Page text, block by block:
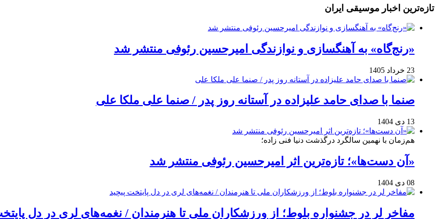
تازه‌ترین اخبار موسیقی ایران
«رنج‌گاه» به آهنگسازی و نوازندگی امیرحسین رئوفی منتشر شد
23 خرداد 1405
صنما با صدای حامد علیزاده در آستانه روز پدر / صنما علی ملکا علی
13 دی 1404
هم‌زمان با نهمین سالگرد درگذشت دنیا فنی زاده؛
«آن دست‌ها»؛ تازه‌ترین اثر امیرحسین رئوفی منتشر شد
08 دی 1404
مفاخر لر در جشنواره بلوط؛ از ورزشکاران ملی تا هنرمندان / نغمه‌های لری در دل